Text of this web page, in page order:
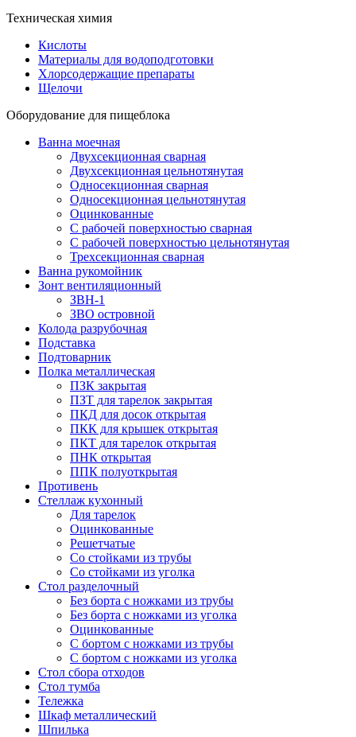
Техническая химия
Кислоты
Материалы для водоподготовки
Хлорсодержащие препараты
Щелочи
Оборудование для пищеблока
Ванна моечная
Двухсекционная сварная
Двухсекционная цельнотянутая
Односекционная сварная
Односекционная цельнотянутая
Оцинкованные
С рабочей поверхностью сварная
С рабочей поверхностью цельнотянутая
Трехсекционная сварная
Ванна рукомойник
Зонт вентиляционный
ЗВН-1
ЗВО островной
Колода разрубочная
Подставка
Подтоварник
Полка металлическая
ПЗК закрытая
ПЗТ для тарелок закрытая
ПКД для досок открытая
ПКК для крышек открытая
ПКТ для тарелок открытая
ПНК открытая
ППК полуоткрытая
Противень
Стеллаж кухонный
Для тарелок
Оцинкованные
Решетчатые
Со стойками из трубы
Со стойками из уголка
Стол разделочный
Без борта с ножками из трубы
Без борта с ножками из уголка
Оцинкованные
С бортом с ножками из трубы
С бортом с ножками из уголка
Стол сбора отходов
Стол тумба
Тележка
Шкаф металлический
Шпилька